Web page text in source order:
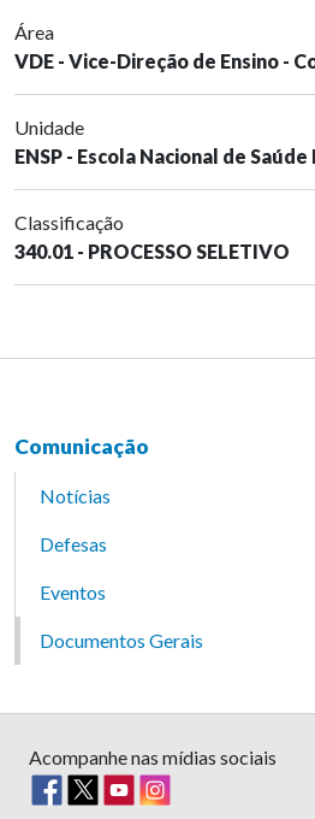
Área
VDE - Vice-Direção de Ensino -
Unidade
ENSP - Escola Nacional de
Classificação
340.01 - PROCESSO SELETIVO
Comunicação
Notícias
Defesas
Eventos
Documentos Gerais
Acompanhe nas mídias sociais